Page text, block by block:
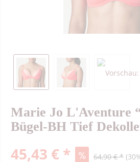
Marie Jo L'Aventure
Bügel-BH Tief
45,43 € * 64,90 € *